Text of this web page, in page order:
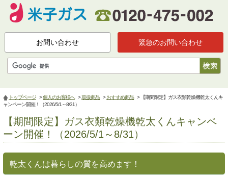
緊急のお問い合わせ
お問い合わせ
トップページ >個人のお客様へ >取扱商品 >おすすめ商品 > 【期間限定】ガス衣類乾燥機乾太くんキ
ャンペーン開催！（2026/5/1～8/31）
【期間限定】ガス衣類乾燥機乾太くんキャンペ
ーン開催！（2026/5/1～8/31）
乾太くんは暮らしの質を高めます！